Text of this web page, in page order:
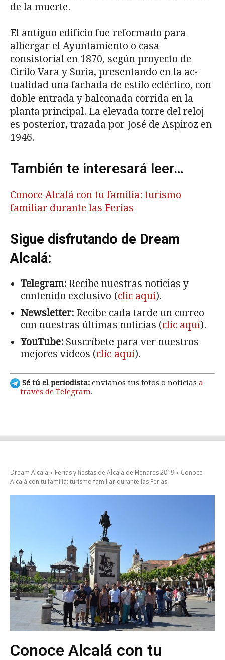
de la muerte.
El antiguo edificio fue reformado para
albergar el Ayuntamiento o casa
consistorial en 1870, según proyecto de
Cirilo Vara y Soria, presentando en la ac­
tualidad una fachada de estilo ecléctico, con
doble entrada y balconada corrida en la
planta principal. La elevada torre del reloj
es posterior, trazada por José de Aspiroz en
1946.
También te interesará leer…
Conoce Alcalá con tu familia: turismo
familiar durante las Ferias
Sigue disfrutando de Dream
Alcalá:
Telegram: Recibe nuestras noticias y
contenido exclusivo (clic aquí).
Newsletter: Recibe cada tarde un correo
con nuestras últimas noticias (clic aquí).
YouTube: Suscríbete para ver nuestros
mejores vídeos (clic aquí).
Sé tú el periodista: envíanos tus fotos o noticias a
través de Telegram.